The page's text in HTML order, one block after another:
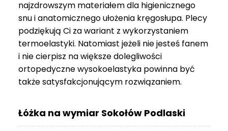
najzdrowszym materiałem dla higienicznego
snu i anatomicznego ułożenia kręgosłupa. Plecy
podziękują Ci za wariant z wykorzystaniem
termoelastyki. Natomiast jeżeli nie jesteś fanem
i nie cierpisz na większe dolegliwości
ortopedyczne wysokoelastyka powinna być
także satysfakcjonującym rozwiązaniem.
Łóżka na wymiar Sokołów Podlaski